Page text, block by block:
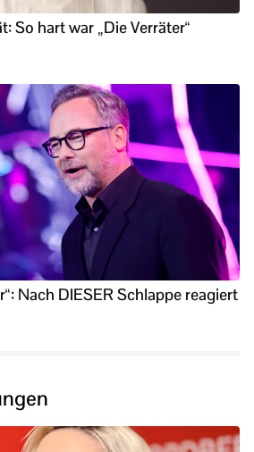
So hart war „Die Verräter“
Nach DIESER Schlappe reagiert